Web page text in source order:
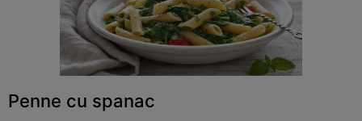
Penne cu spanac